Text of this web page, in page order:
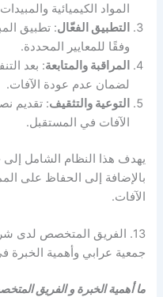
المواد الكيميائية
التطبيق الفعّال: تطبيق
وفقًا للمعايير المحددة.
المراقبة والمتابعة: بعد
لضمان عدم عودة الآفات.
التوعية والتثقيف: تقديم
الآفات في المستقبل.
يهدف هذا النظام الشامل إلى
بالإضافة إلى الحفاظ على
الآفات.
13. الفريق المتخصص لدى
جمعية عرابي وأهمية
ما أهمية الخبرة و الفريق